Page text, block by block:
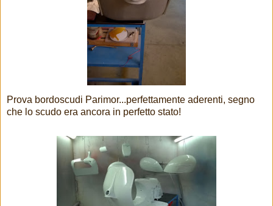
Prova bordoscudi Parimor...perfettamente aderenti, segno
che lo scudo era ancora in perfetto stato!